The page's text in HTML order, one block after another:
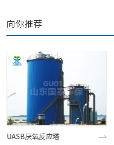
向你推荐
UASB厌氧反应塔